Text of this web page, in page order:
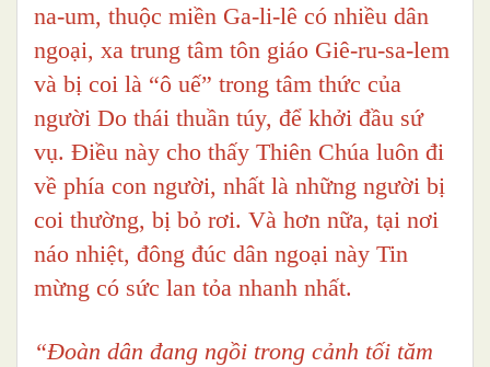
na-um, thuộc miền Ga-li-lê có nhiều dân
ngoại, xa trung tâm tôn giáo Giê-ru-sa-lem
và bị coi là “ô uế” trong tâm thức của
người Do thái thuần túy, để khởi đầu sứ
vụ. Điều này cho thấy Thiên Chúa luôn đi
về phía con người, nhất là những người bị
coi thường, bị bỏ rơi. Và hơn nữa, tại nơi
náo nhiệt, đông đúc dân ngoại này Tin
mừng có sức lan tỏa nhanh nhất.
“Đoàn dân đang ngồi trong cảnh tối tăm